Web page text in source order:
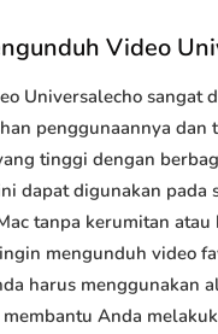
Video
Universalecho sangat
penggunaannya dan
tinggi dengan
dapat digunakan pada
tanpa kerumitan atau
mengunduh video
harus menggunakan
Anda